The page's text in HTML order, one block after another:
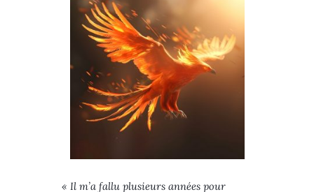
« Il m’a fallu plusieurs années pour